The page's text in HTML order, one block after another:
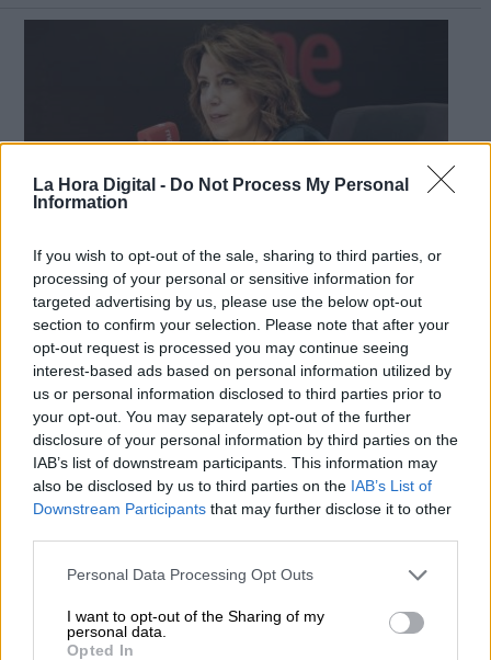
La Hora Digital - Do Not Process My Personal
Information
If you wish to opt-out of the sale, sharing to third parties, or
processing of your personal or sensitive information for
targeted advertising by us, please use the below opt-out
section to confirm your selection. Please note that after your
opt-out request is processed you may continue seeing
interest-based ads based on personal information utilized by
us or personal information disclosed to third parties prior to
your opt-out. You may separately opt-out of the further
disclosure of your personal information by third parties on the
IAB’s list of downstream participants. This information may
also be disclosed by us to third parties on the IAB’s List of
Downstream Participants that may further disclose it to other
Personal Data Processing Opt Outs
I want to opt-out of the Sharing of my
personal data.
Opted In
Ferraz adelantará las primarias del
PSOE-A para junio para relevar a
Susana Díaz
Por Sergio Muñoz
Más artículos de este autor
jueves, 6 de mayo de 2021